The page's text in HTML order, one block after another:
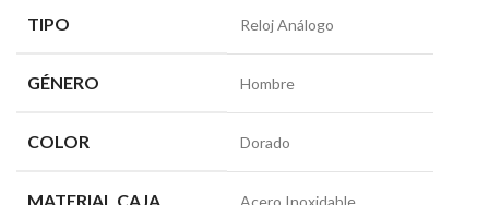
TIPO Reloj Análogo
GÉNERO Hombre
COLOR Dorado
MATERIAL CAJA